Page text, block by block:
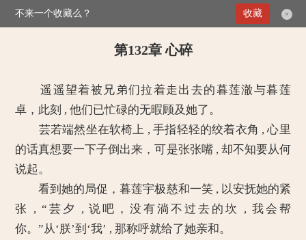
>媚倾天下：妖孽王爷别乱来 第132章 心碎
第132章 心碎
遥遥望着被兄弟们拉着走出去的暮莲澈与暮莲
卓，此刻 , 他们已忙碌的无暇顾及她了。
芸若端然坐在软椅上 , 手指轻轻的绞着衣角 , 心里
的话真想要一下子倒出来，可是张张嘴 , 却不知要从何
说起。
看到她的局促，暮莲宇极慈和一笑 , 以安抚她的紧
张 , “芸夕 , 说吧，没有淌不过去的坎 , 我会帮
你。”从‘朕’到‘我’ , 那称呼就给了她亲和。
不来一个收藏么？ ×
收藏